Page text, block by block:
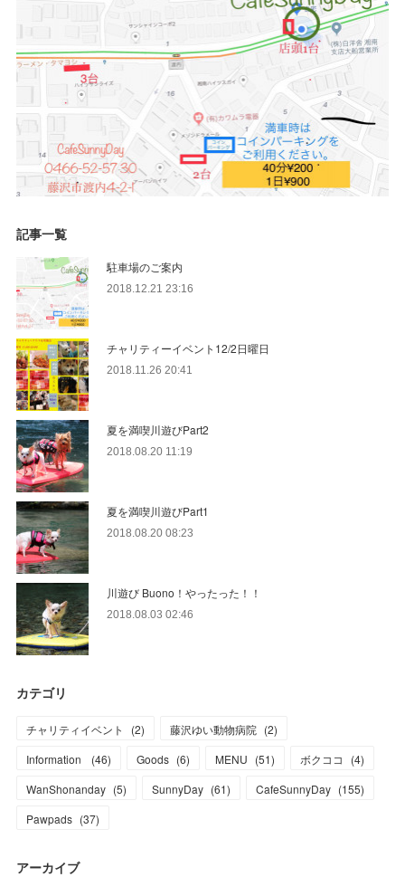
記事一覧
駐車場のご案内
2018.12.21 23:16
チャリティーイベント12/2日曜日
2018.11.26 20:41
夏を満喫川遊びPart2
2018.08.20 11:19
夏を満喫川遊びPart1
2018.08.20 08:23
川遊び Buono！やったった！！
2018.08.03 02:46
カテゴリ
チャリティイベント (2) 藤沢ゆい動物病院 (2)
Information
(46) Goods (6) MENU (51) ボクココ (4)
WanShonanday (5) SunnyDay (61) CafeSunnyDay (155)
Pawpads (37)
アーカイブ